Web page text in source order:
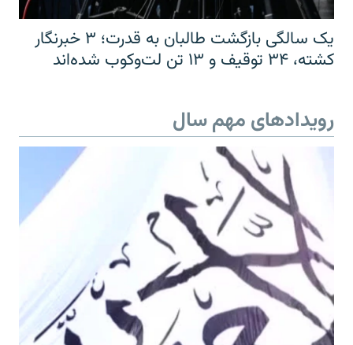
یک سالگی بازگشت طالبان به قدرت؛ ۳ خبرنگار
کشته، ۳۴ توقیف و ۱۳ تن لت‌وکوب شده‌اند
رویدادهای مهم سال